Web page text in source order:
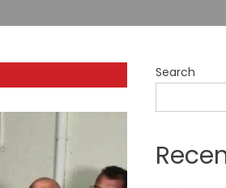
അടിയന്തിര നടപടി വേണം:
പ്രതിനിധി സംഘം
പ്രളയബാധിതർക്ക് താങ്ങായി
Search